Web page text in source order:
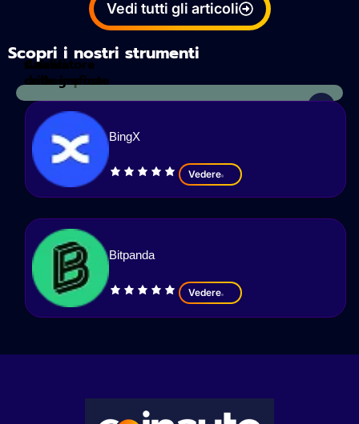
Vedi tutti gli articoli
Scopri i nostri strumenti
Calcolatore
delle imposte
Analisi
crittografica
BingX
Vedere
Bitpanda
Vedere